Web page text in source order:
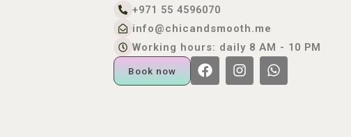
+971 55 4596070
info@chicandsmooth.me
Working hours: daily 8 AM - 10 PM
Book now